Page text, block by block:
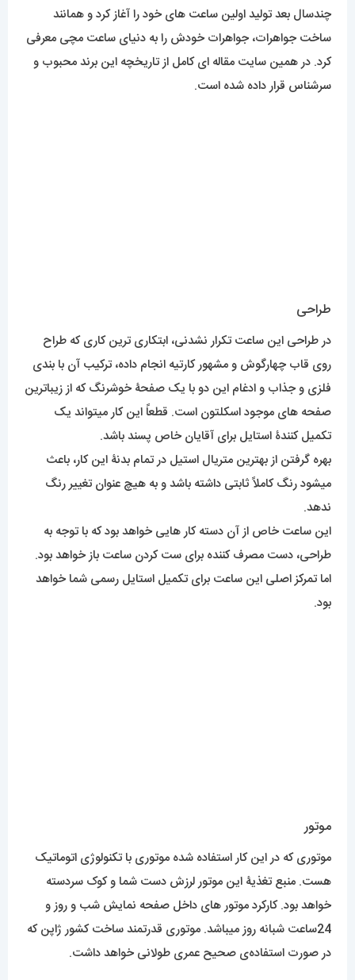
چندسال بعد تولید اولین ساعت های خود را آغاز کرد و همانند
ساخت جواهرات، جواهرات خودش را به دنیای ساعت مچی معرفی
کرد. در همین سایت مقاله ای کامل از تاریخچه این برند محبوب و
سرشناس قرار داده شده است.
طراحی
در طراحی این ساعت تکرار نشدنی، ابتکاری ترین کاری که طراح
روی قاب چهارگوش و مشهور کارتیه انجام داده، ترکیب آن با بندی
فلزی و جذاب و ادغام این دو با یک صفحۀ خوشرنگ که از زیباترین
صفحه های موجود اسکلتون است. قطعاً این کار میتواند یک
تکمیل کنندۀ استایل برای آقایان خاص پسند باشد.
بهره گرفتن از بهترین متریال استیل در تمام بدنۀ این کار، باعث
میشود رنگ کاملاً ثابتی داشته باشد و به هیچ عنوان تغییر رنگ
ندهد.
این ساعت خاص از آن دسته کار هایی خواهد بود که با توجه به
طراحی، دست مصرف کننده برای ست کردن ساعت باز خواهد بود.
اما تمرکز اصلی این ساعت برای تکمیل استایل رسمی شما خواهد
بود.
موتور
موتوری که در این کار استفاده شده موتوری با تکنولوژی اتوماتیک
هست. منبع تغذیۀ این موتور لرزش دست شما و کوک سردسته
خواهد بود. کارکرد موتور های داخل صفحه نمایش شب و روز و
24ساعت شبانه روز میباشد. موتوری قدرتمند ساخت کشور ژاپن که
در صورت استفاده‌ی صحیح عمری طولانی خواهد داشت.